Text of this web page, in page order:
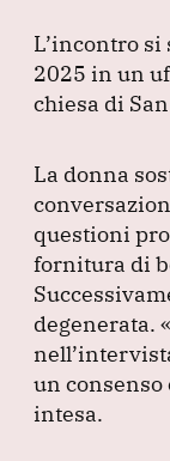
L’incontro
2025 in un
chiesa di
La donna
questioni
fornitura di
degenerata.
un
intesa.